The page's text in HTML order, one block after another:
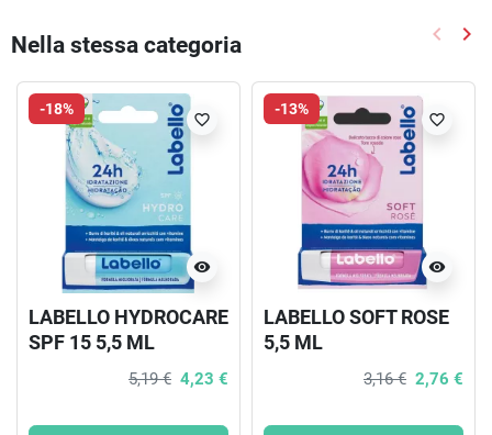
Nella stessa categoria keyboard_arrow_left keyboard_arrow_right
-18%
visibility
favorite_border
LABELLO HYDROCARE
SPF 15 5,5 ML
5,19 € 4,23 €
-13%
visibility
favorite_border
LABELLO SOFT ROSE
5,5 ML
3,16 € 2,76 €